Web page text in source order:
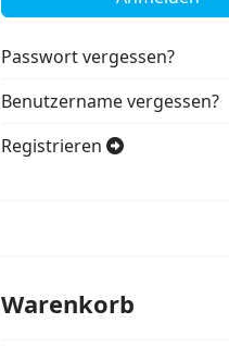
Passwort vergessen?
Benutzername vergessen?
Registrieren
Warenkorb